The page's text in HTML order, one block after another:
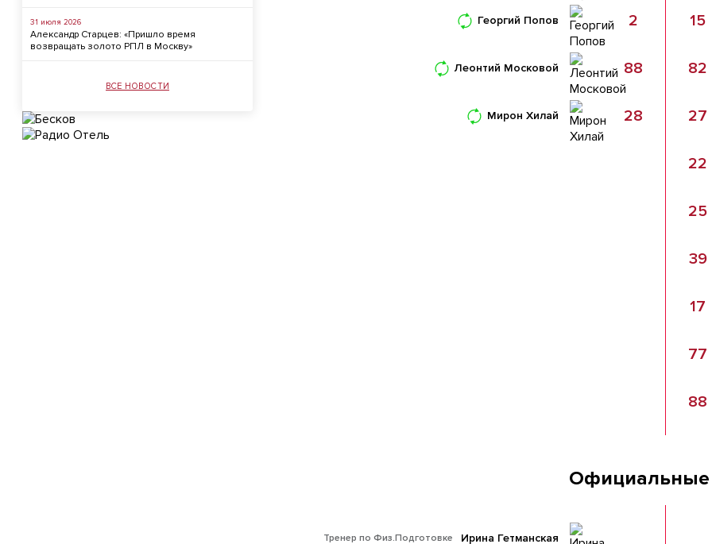
31 июля 2026
Александр Старцев: «Пришло время
возвращать золото РПЛ в Москву»
ВСЕ НОВОСТИ
Георгий Попов 2
Леонтий Московой 88
Мирон Хилай 28
15
82
27
22
25
39
17
77
88
Официальные
Тренер по Физ.Подготовке Ирина Гетманская